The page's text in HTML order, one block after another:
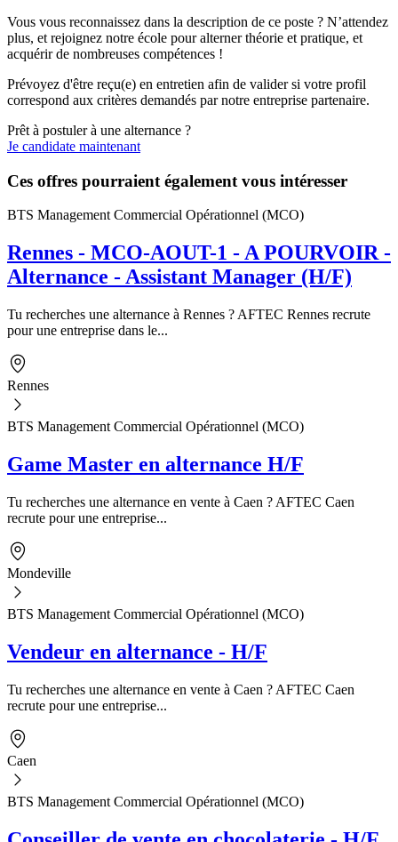
Vous vous reconnaissez dans la description de ce poste ? N’attendez
plus, et rejoignez notre école pour alterner théorie et pratique, et
acquérir de nombreuses compétences !
Prévoyez d'être reçu(e) en entretien afin de valider si votre profil
correspond aux critères demandés par notre entreprise partenaire.
Prêt à postuler à une alternance ?
Je candidate maintenant
Ces offres pourraient également vous intéresser
BTS Management Commercial Opérationnel (MCO)
Rennes - MCO-AOUT-1 - A POURVOIR -
Alternance - Assistant Manager (H/F)
Tu recherches une alternance à Rennes ? AFTEC Rennes recrute
pour une entreprise dans le...
Rennes
BTS Management Commercial Opérationnel (MCO)
Game Master en alternance H/F
Tu recherches une alternance en vente à Caen ? AFTEC Caen
recrute pour une entreprise...
Mondeville
BTS Management Commercial Opérationnel (MCO)
Vendeur en alternance - H/F
Tu recherches une alternance en vente à Caen ? AFTEC Caen
recrute pour une entreprise...
Caen
BTS Management Commercial Opérationnel (MCO)